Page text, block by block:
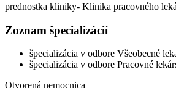
prednostka kliniky- Klinika pracovného
Zoznam špecializácií
špecializácia v odbore Všeobecné
špecializácia v odbore Pracovné
Otvorená nemocnica